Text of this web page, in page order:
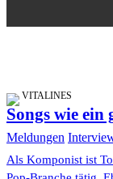
VITALINES
Songs wie ein
Meldungen
Als Komponist ist